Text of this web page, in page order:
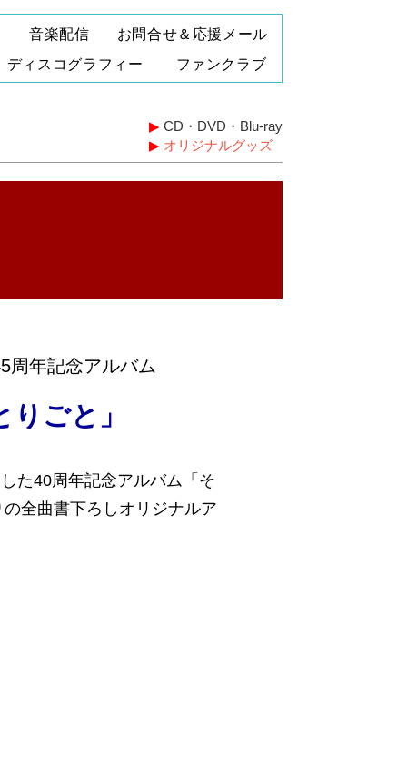
音楽配信
お問合せ＆応援メール
ディスコグラフィー
ファンクラブ
▶ CD・DVD・Blu-ray
▶ オリジナルグッズ
周年記念アルバム
ごと」
た40周年記念アルバム「そ
全曲書下ろしオリジナルア